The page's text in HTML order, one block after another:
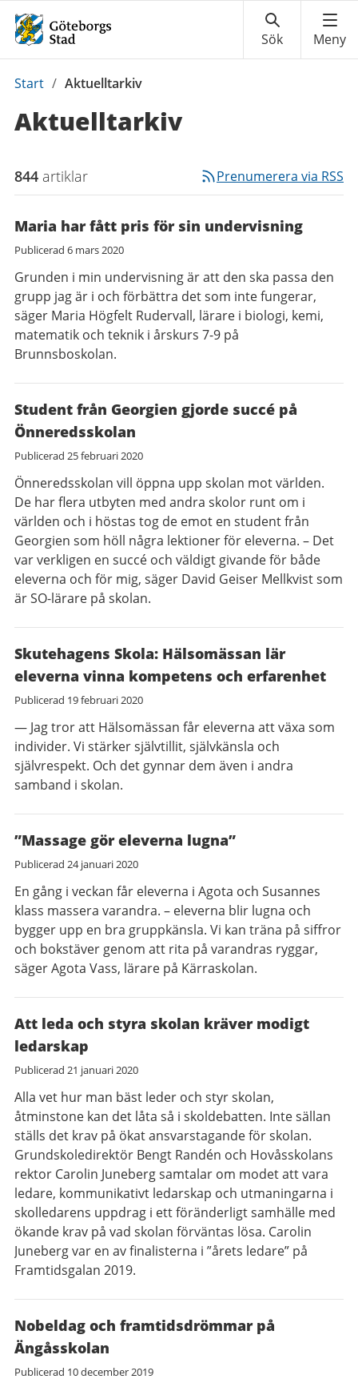
Du
här:
Start / Aktuelltarkiv
Aktuelltarkiv
844 artiklar Prenumerera via RSS
Maria har fått pris för sin undervisning
Publicerad 6 mars 2020
Grunden i min undervisning är att den ska passa den
grupp jag är i och förbättra det som inte fungerar,
säger Maria Högfelt Rudervall, lärare i biologi, kemi,
matematik och teknik i årskurs 7-9 på
Brunnsboskolan.
Student från Georgien gjorde succé på
Önneredsskolan
Publicerad 25 februari 2020
Önneredsskolan vill öppna upp skolan mot världen.
De har flera utbyten med andra skolor runt om i
världen och i höstas tog de emot en student från
Georgien som höll några lektioner för eleverna. – Det
var verkligen en succé och väldigt givande för både
eleverna och för mig, säger David Geiser Mellkvist som
är SO-lärare på skolan.
Skutehagens Skola: Hälsomässan lär
eleverna vinna kompetens och erfarenhet
Publicerad 19 februari 2020
— Jag tror att Hälsomässan får eleverna att växa som
individer. Vi stärker självtillit, självkänsla och
självrespekt. Och det gynnar dem även i andra
samband i skolan.
”Massage gör eleverna lugna”
Publicerad 24 januari 2020
En gång i veckan får eleverna i Agota och Susannes
klass massera varandra. – eleverna blir lugna och
bygger upp en bra gruppkänsla. Vi kan träna på siffror
och bokstäver genom att rita på varandras ryggar,
säger Agota Vass, lärare på Kärraskolan.
Att leda och styra skolan kräver modigt
ledarskap
Publicerad 21 januari 2020
Alla vet hur man bäst leder och styr skolan,
åtminstone kan det låta så i skoldebatten. Inte sällan
ställs det krav på ökat ansvarstagande för skolan.
Grundskoledirektör Bengt Randén och Hovåsskolans
rektor Carolin Juneberg samtalar om modet att vara
ledare, kommunikativt ledarskap och utmaningarna i
skolledarens uppdrag i ett föränderligt samhälle med
ökande krav på vad skolan förväntas lösa. Carolin
Juneberg var en av finalisterna i ”årets ledare” på
Framtidsgalan 2019.
Nobeldag och framtidsdrömmar på
Ängåsskolan
Publicerad 10 december 2019